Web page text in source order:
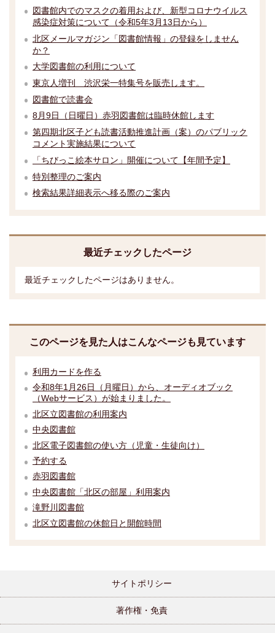
図書館内でのマスクの着用および、新型コロナウイルス
感染症対策について（令和5年3月13日から）
北区メールマガジン「図書館情報」の登録をしません
か？
大学図書館の利用について
東京人増刊 渋沢栄一特集号を販売します。
図書館で読書会
8月9日（日曜日）赤羽図書館は臨時休館します
第四期北区子ども読書活動推進計画（案）のパブリック
コメント実施結果について
「ちびっこ絵本サロン」開催について【年間予定】
特別整理のご案内
検索結果詳細表示へ移る際のご案内
最近チェックしたページ
最近チェックしたページはありません。
このページを見た人はこんなページも見ています
利用カードを作る
令和8年1月26日（月曜日）から、オーディオブック
（Webサービス）が始まりました。
北区立図書館の利用案内
中央図書館
北区電子図書館の使い方（児童・生徒向け）
予約する
赤羽図書館
中央図書館「北区の部屋」利用案内
滝野川図書館
北区立図書館の休館日と開館時間
サイトポリシー
著作権・免責